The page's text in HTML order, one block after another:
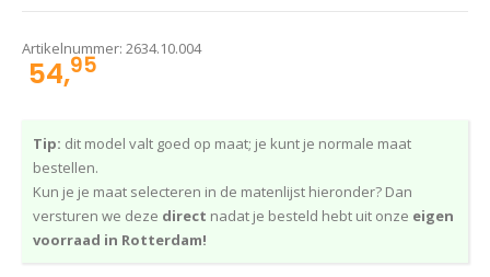
Artikelnummer: 2634.10.004
54,95
Tip: dit model valt goed op maat; je kunt je normale maat
bestellen.
Kun je je maat selecteren in de matenlijst hieronder? Dan
versturen we deze direct nadat je besteld hebt uit onze eigen
voorraad in Rotterdam!